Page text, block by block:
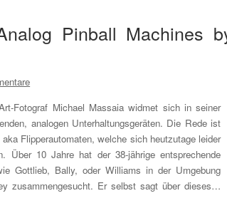
Pinball Machines
Fotograf Michael Massaia widmet sich in seiner
analogen Unterhaltungsgeräten. Die Rede ist
Flipperautomaten, welche sich heutzutage leider
Über 10 Jahre hat der 38-jährige entsprechende
Gottlieb, Bally, oder Williams in der Umgebung
zusammengesucht. Er selbst sagt über dieses…